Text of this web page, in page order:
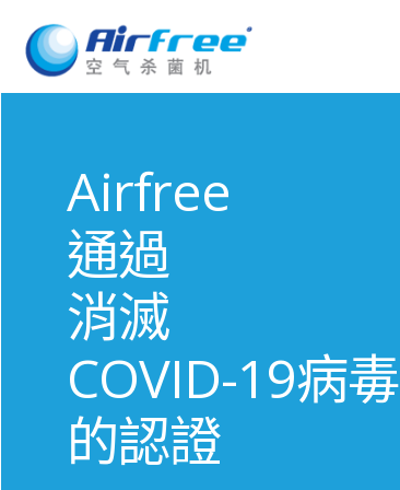
Airfree
通過
消滅
COVID-19病毒
的認證